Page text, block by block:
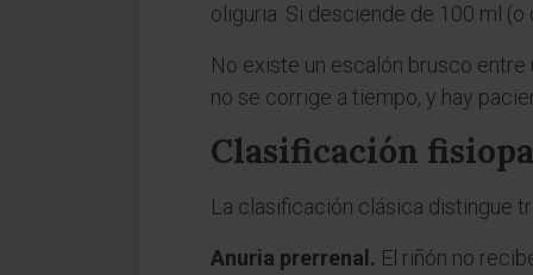
oliguria. Si desciende de 100 ml (o
No existe un escalón brusco entre
no se corrige a tiempo, y hay
Clasificación
La clasificación clásica distingue
Anuria prerrenal. El riñón no